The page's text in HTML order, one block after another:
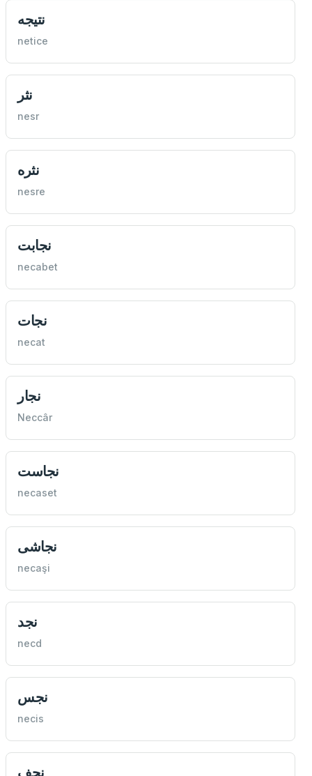
نتيجه
netice
نثر
nesr
نثره
nesre
نجابت
necabet
نجات
necat
نجار
Neccâr
نجاست
necaset
نجاشی
necaşi
نجد
necd
نجس
necis
نجف